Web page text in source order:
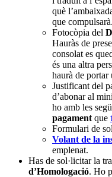
què
que compulsarà.
Fotocòpia del
Hauràs de
consolat es
és una altra
haurà de portar
Justificant del
d’abonar al
ho amb les
pagament que
Formulari de
Volant de la
emplenat.
Has de sol·licitar la
d’Homologació. Ho